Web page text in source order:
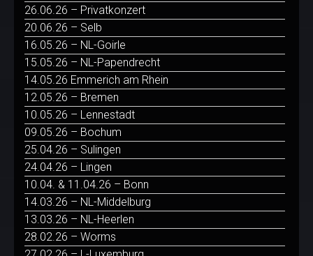
26.06.26 – Privatkonzert
20.06.26 – Selb
16.05.26 – NL-Goirle
15.05.26 – NL-Papendrecht
14.05.26 Emmerich am Rhein
12.05.26 – Bremen
10.05.26 – Lennestadt
09.05.26 – Bochum
25.04.26 – Sulingen
24.04.26 – Lingen
10.04. & 11.04.26 – Bonn
14.03.26 – NL-Middelburg
13.03.26 – NL-Heerlen
28.02.26 – Worms